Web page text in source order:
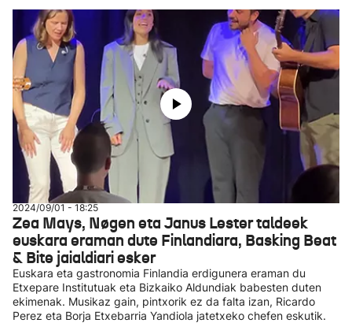
2024/09/01 - 18:25
Zea Mays, Nøgen eta Janus Lester taldeek
euskara eraman dute Finlandiara, Basking Beat
& Bite jaialdiari esker
Euskara eta gastronomia Finlandia erdigunera eraman du
Etxepare Institutuak eta Bizkaiko Aldundiak babesten duten
ekimenak. Musikaz gain, pintxorik ez da falta izan, Ricardo
Perez eta Borja Etxebarria Yandiola jatetxeko chefen eskutik.